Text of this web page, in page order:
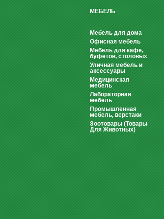
МЕБЕЛЬ
Мебель для дома
Офисная мебель
Мебель для кафе,
буфетов, столовых
Уличная мебель и
аксессуары
Медицинская
мебель
Лабораторная
мебель
Промышленная
мебель, верстаки
Зоотовары (Товары
Для Животных)